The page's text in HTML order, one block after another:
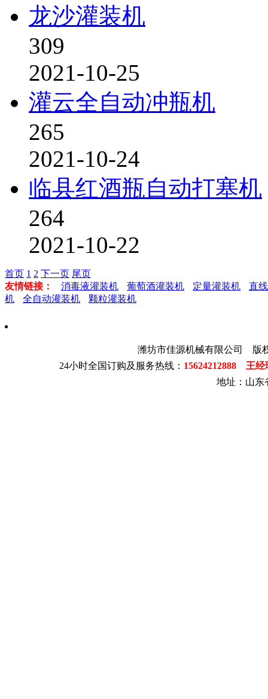
龙沙灌装机
309
2021-10-25
灌云全自动冲瓶机
265
2021-10-24
临县红酒瓶自动打塞机
264
2021-10-22
首页 1 2 下一页 尾页
友情链接：
消毒液灌装机 葡萄酒灌装机 定量灌装机
直
机
全自动灌装机 颗粒灌装机
潍坊市佳源机械有限公司 版
24小时全国订购及服务热线： 15624212888 王
地址：山东